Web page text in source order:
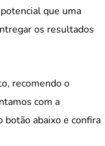
que uma
os resultados
recomendo o
com a
botão abaixo e confira